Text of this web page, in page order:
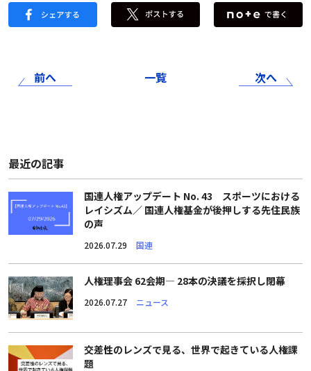
前へ 一覧 次へ
最近の記事
国連人権アップデート No. 43 スポーツにおける
レイシズム／ 国連人権基金が後押しする先住民族
の声
2026.07.29 国連
人権理事会 62会期― 28本の決議を採択し閉幕
2026.07.27 ニュース
交差性のレンズで見る、世界で起きている人権課
題